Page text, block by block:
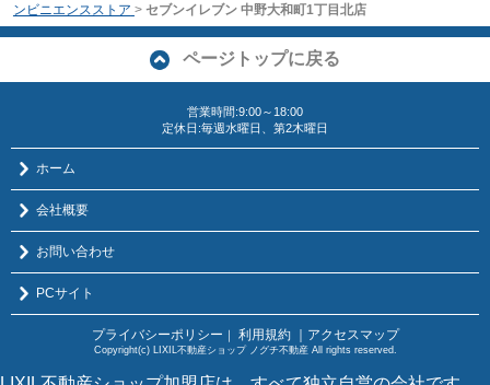
ンビニエンスストア > セブンイレブン 中野大和町1丁目北店
ページトップに戻る
営業時間:9:00～18:00
定休日:毎週水曜日、第2木曜日
ホーム
会社概要
お問い合わせ
PCサイト
プライバシーポリシー ｜ 利用規約 ｜アクセスマップ
Copyright(c) LIXIL不動産ショップ ノグチ不動産 All rights reserved.